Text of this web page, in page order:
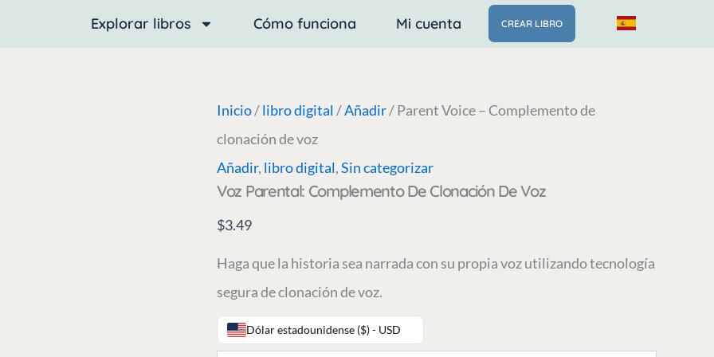
Explorar libros Cómo funciona Mi cuenta CREAR LIBRO
Inicio/libro digital /Añadir/ Parent Voice – Complemento de
clonación de voz
Añadir, libro digital,Sin categorizar
Voz Parental: Complemento De Clonación De Voz
$3.49
Haga que la historia sea narrada con su propia voz utilizando tecnología
segura de clonación de voz.
Dólar estadounidense ($) - USD
On
cantidad